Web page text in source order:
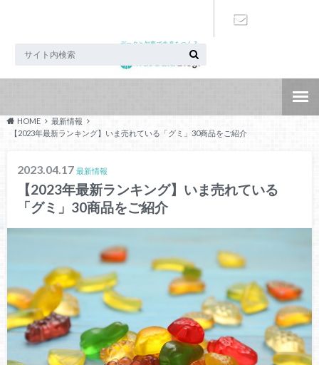
データと知恵で未来をつくる
HOME
最新情報
【2023年最新ランキング】いま売れている「グミ」30商品をご紹介
2023.04.17 最新情報
【2023年最新ランキング】いま売れている
「グミ」30商品をご紹介